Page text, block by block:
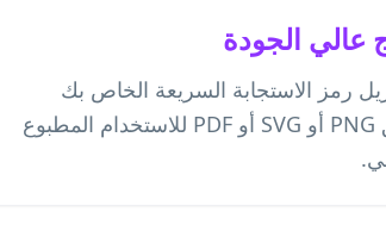
عالي الجودة
رمز الاستجابة السريعة الخاص بك
بتنسيق PNG أو SVG أو PDF للاستخدام المطبوع